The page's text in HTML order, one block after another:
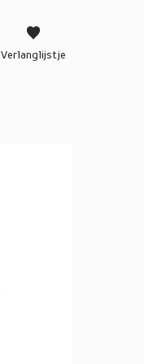
Verlanglijstje